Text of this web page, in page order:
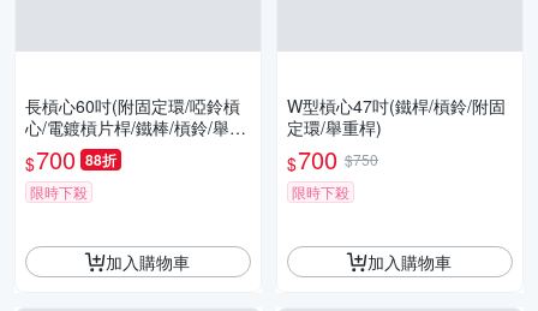
長槓心60吋(附固定環/啞鈴槓
心/電鍍槓片桿/鐵棒/槓鈴/舉重
桿)
$700 88折
限時下殺
加入購物車
W型槓心47吋(鐵桿/槓鈴/附固
定環/舉重桿)
$700 $750
限時下殺
加入購物車